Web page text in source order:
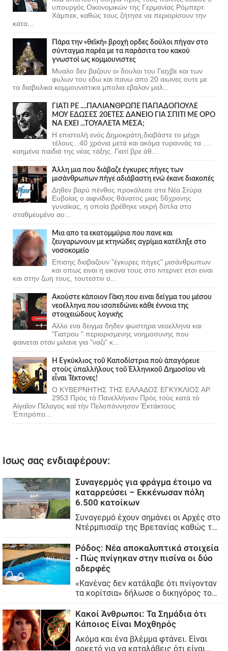
υπουργός Οικονομικών της Γερμανίας Ρόμπερτ
Χάμπεκ, καθώς τους ζήτησε να περιορίσουν την
κατα...
Πάρα την «θεϊκή» βροχή ορδες δούλοι πήγαν στο
σύνταγμα παρέα με τα παράσιτα του κακού
γνωστοί ως κομμουνιστες
Μυαλο δεν βαζουν οι δουλοι του Γιαχβε και των
φυλων του εδω και πανω απο 20 αιωνες ουτε με
τα διαβολικα κομμουνιστικα μπολια εβαλαν μαλ...
ΓΙΑΤΙ ΡΕ ....ΠΑΛΙΑΝΘΡΩΠΕ ΠΑΠΑΔΟΠΟΥΛΕ
ΜΟΥ ΕΔΩΣΕΣ 20ΕΤΕΣ ΔΑΝΕΙΟ ΓΙΑ ΣΠΙΤΙ ΜΕ ΟΡΟ
ΝΑ ΕΧΕΙ ...ΤΟΥΑΛΕΤΑ ΜΕΣΑ;
Η επιστολή ενός Δημοκράτη,διαβάστε το μέχρι
τέλους...40 χρόνια μετά και ακόμα τυραννάς τα ....
καημένα παιδιά της νέας τάξης. Γιατί βρε άθ...
Άλλη μια που διάβαζε έγκυρες πήγες των
μισάνθρωπων πήγε αδιάβαστη ενώ έκανε διακοπές
Δηθεν βαρύ πένθος προκάλεσε στα Νέα Στύρα
Ευβοίας ο αιφνίδιος θάνατος μιας 56χρονης
γυναίκας, η οποία βρέθηκε νεκρή δίπλα στο
σταθμευμένο αυ...
Μια απο τα εκατομμύρια που πανε και
ζευγαρωνουν με κτηνώδες αγρίμια κατέληξε στο
νοσοκομείο
Επισης διαβαζουν "έγκυρες πήγες" μισάνθρωπων
και οπως ειναι η εικονα τους στο ιντερνετ ετσι ειναι
και στην ζωη τους, τουτεστιν ο...
Ακούστε κάποιον Γάκη που ειναι δείγμα του μέσου
νεοέλληνα που ισοπεδώνει κάθε έννοια της
στοιχειώδους λογικής
Αλλο ενα δειγμα δηδεν φωστηρα νεοελληνα και
"Γιατρου " περιορισμενης νοημοσυνης που
φαινεται οταν μιλανε για "ναζι" κ...
Ἡ Ἐγκύκλιος τοῦ Καποδίστρια ποὺ ἀπαγόρευε
στοὺς ὑπαλλήλους τοῦ Ἑλληνικοῦ Δημοσίου νὰ
εἶναι Τέκτονες!
Ο ΚΥΒΕΡΝΗΤΗΣ ΤΗΣ ΕΛΛΑΔΟΣ ΕΓΚΥΚΛΙΟΣ ΑΡ.
2953 Πρὸς τὸ Πανελλήνιον Πρὸς τοὺς κατὰ τὸ
Αἰγαῖον Πέλαγος καὶ τὴν Πελοπόννησον Ἐκτάκτους
Ἐπιτρόπο...